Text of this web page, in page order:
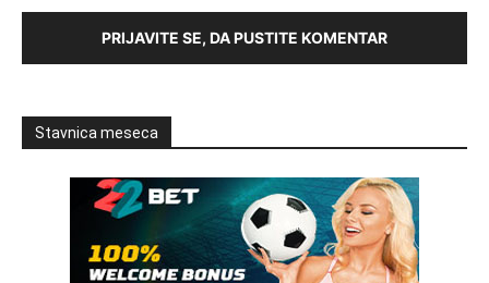
PRIJAVITE SE, DA PUSTITE KOMENTAR
Stavnica meseca